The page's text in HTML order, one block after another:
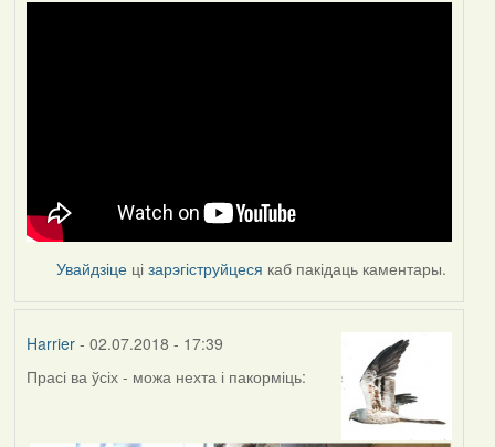
Увайдзіце цізарэгіструйцеся каб пакідаць каментары.
Harrier- 02.07.2018 - 17:39
Прасі ва ўсіх - можа нехта і пакорміць: